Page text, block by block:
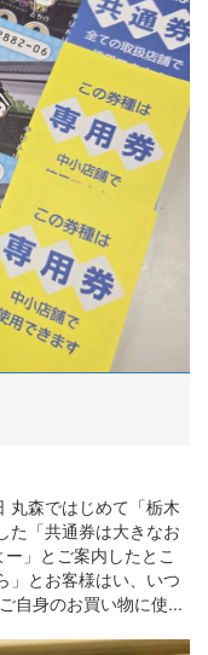
丸森ではじめて「栃木
た「共通券は大きなお
」とご案内したとこ
」とお客様はい、いつ
自身のお買い物に使...